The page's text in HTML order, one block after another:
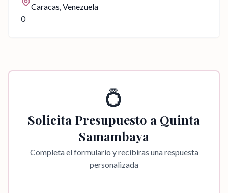
Caracas, Venezuela
0
💍
Solicita Presupuesto a Quinta
Samambaya
Completa el formulario y recibiras una respuesta
personalizada